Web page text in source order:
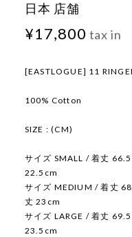
日本 店舗
¥17,800 tax in
[EASTLOGUE] 11
100% Cotton
SIZE : (CM)
サイズ SMALL / 着丈
22.5cm
サイズ MEDIUM / 着丈
丈 23cm
サイズ LARGE / 着丈
23.5cm